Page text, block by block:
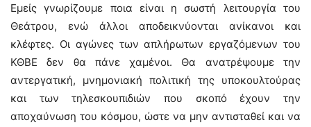
Εμείς γνωρίζουμε ποια είναι η σωστή λειτουργία του
Θεάτρου, ενώ άλλοι αποδεικνύονται ανίκανοι και
κλέφτες. Οι αγώνες των απλήρωτων εργαζόμενων του
ΚΘΒΕ δεν θα πάνε χαμένοι. Θα ανατρέψουμε την
αντεργατική, μνημονιακή πολιτική της υποκουλτούρας
και των τηλεσκουπιδιών που σκοπό έχουν την
αποχαύνωση του κόσμου, ώστε να μην αντισταθεί και να